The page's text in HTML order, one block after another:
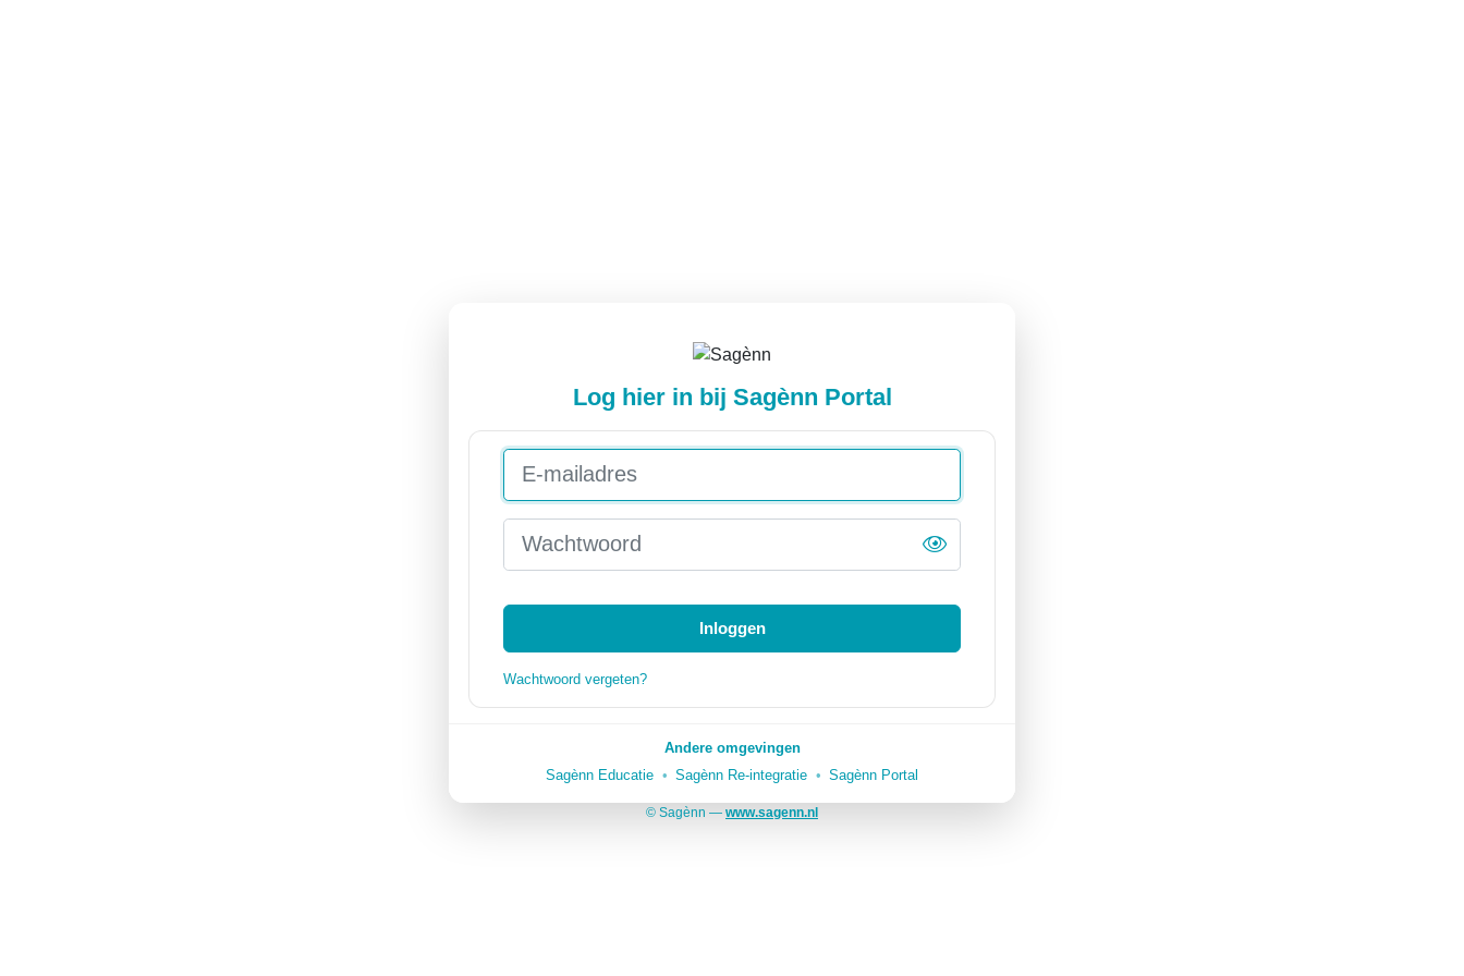
Log hier in bij Sagènn Portal
Inloggen
Wachtwoord vergeten?
Andere omgevingen
Sagènn Educatie
Sagènn Re-integratie Sagènn Portal
© Sagènn — www.sagenn.nl